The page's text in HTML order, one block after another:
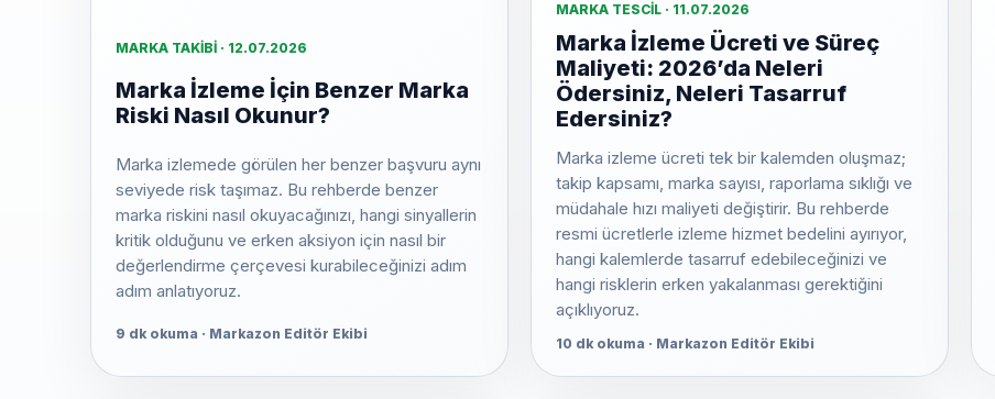
MARKA TAKIBI · 12.07.2026
Marka İzleme İçin Benzer Marka
Riski Nasıl Okunur?
Marka izlemede görülen her benzer başvuru aynı
seviyede risk taşımaz. Bu rehberde benzer
marka riskini nasıl okuyacağınızı, hangi sinyallerin
kritik olduğunu ve erken aksiyon için nasıl bir
değerlendirme çerçevesi kurabileceğinizi adım
adım anlatıyoruz.
9 dk okuma · Markazon Editör Ekibi
MARKA TESCIL · 11.07.2026
Marka İzleme Ücreti ve Süreç
Maliyeti: 2026’da Neleri
Ödersiniz, Neleri Tasarruf
Edersiniz?
Marka izleme ücreti tek bir kalemden oluşmaz;
takip kapsamı, marka sayısı, raporlama sıklığı ve
müdahale hızı maliyeti değiştirir. Bu rehberde
resmi ücretlerle izleme hizmet bedelini ayırıyor,
hangi kalemlerde tasarruf edebileceğinizi ve
hangi risklerin erken yakalanması gerektiğini
açıklıyoruz.
10 dk okuma · Markazon Editör Ekibi